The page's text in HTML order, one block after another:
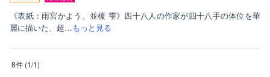
《表紙：雨宮かよう、並榎 雫》四十八人の作家が四十八手の体位を華
麗に描いた、超…もっと見る
8件 (1/1)